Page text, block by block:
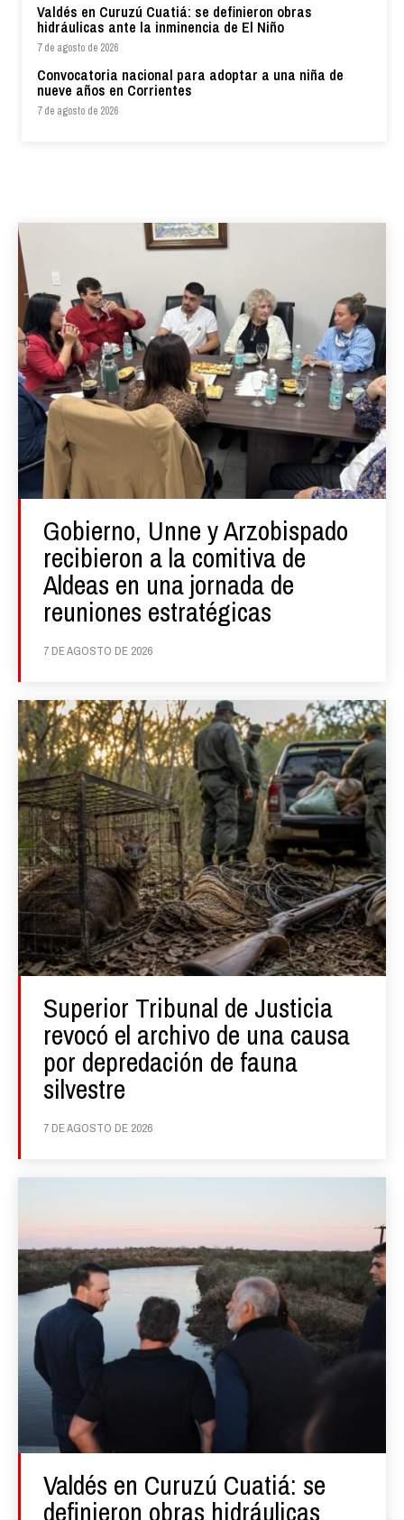
Valdés en Curuzú Cuatiá: se definieron obras
hidráulicas ante la inminencia de El Niño
7 de agosto de 2026
Convocatoria nacional para adoptar a una niña de
nueve años en Corrientes
7 de agosto de 2026
Gobierno, Unne y Arzobispado
recibieron a la comitiva de
Aldeas en una jornada de
reuniones estratégicas
7 DE AGOSTO DE 2026
Superior Tribunal de Justicia
revocó el archivo de una causa
por depredación de fauna
silvestre
7 DE AGOSTO DE 2026
Valdés en Curuzú Cuatiá: se
definieron obras hidráulicas